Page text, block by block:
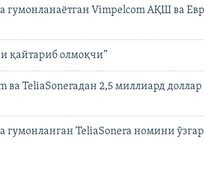
гумонланаётган Vimpelcom АҚШ ва
қайтариб олмоқчи”
ва TeliaSoneraдан 2,5 миллиард
гумонланган TeliaSonera номини